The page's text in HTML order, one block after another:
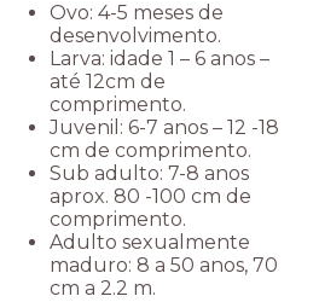
Ovo: 4-5 meses de
desenvolvimento.
Larva: idade 1 – 6 anos –
até 12cm de
comprimento.
Juvenil: 6-7 anos – 12 -18
cm de comprimento.
Sub adulto: 7-8 anos
aprox. 80 -100 cm de
comprimento.
Adulto sexualmente
maduro: 8 a 50 anos, 70
cm a 2.2 m.